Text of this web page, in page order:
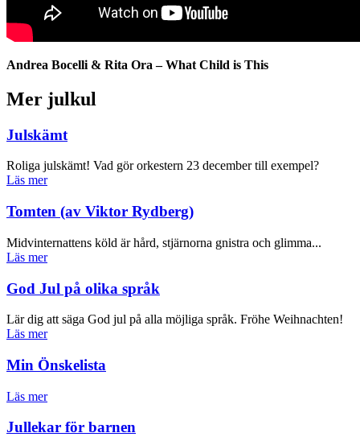
Andrea Bocelli & Rita Ora – What Child is This
Mer julkul
Julskämt
Roliga julskämt! Vad gör orkestern 23 december till exempel?
Läs mer
Tomten (av Viktor Rydberg)
Midvinternattens köld är hård, stjärnorna gnistra och glimma...
Läs mer
God Jul på olika språk
Lär dig att säga God jul på alla möjliga språk. Fröhe Weihnachten!
Läs mer
Min Önskelista
Läs mer
Jullekar för barnen